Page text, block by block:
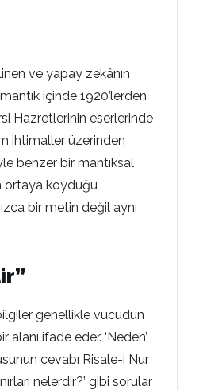
ve yapay zekânın
içinde 1920’lerden
Hazretlerinin eserlerinde
ihtimaller üzerinden
benzer bir mantıksal
ortaya koyduğu
bir metin değil aynı
genellikle vücudun
alanı ifade eder. ‘Neden’
cevabı Risale-i Nur
nelerdir?’ gibi sorular